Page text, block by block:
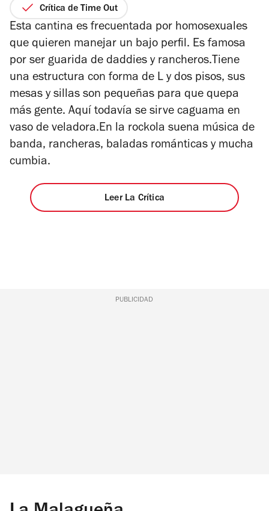
Crítica de Time Out
Esta cantina es frecuentada por homosexuales
que quieren manejar un bajo perfil. Es famosa
por ser guarida de daddies y rancheros.Tiene
una estructura con forma de L y dos pisos, sus
mesas y sillas son pequeñas para que quepa
más gente. Aquí todavía se sirve caguama en
vaso de veladora.En la rockola suena música de
banda, rancheras, baladas románticas y mucha
cumbia.
Leer La Crítica
PUBLICIDAD